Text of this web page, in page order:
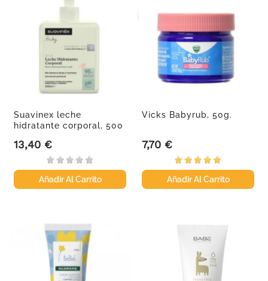
Suavinex leche
hidratante corporal, 500
Precio
13,40 €
Añadir Al Carrito
Vicks Babyrub, 50g.
Precio
7,70 €
Añadir Al Carrito